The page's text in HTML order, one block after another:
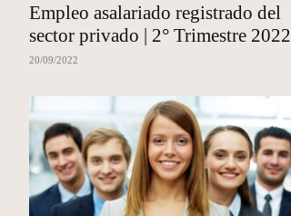
Empleo asalariado registrado del
sector privado | 2° Trimestre 2022
20/09/2022